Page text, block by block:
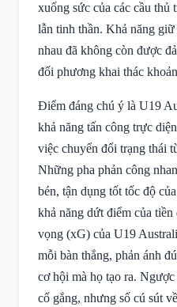
xuống sức của các cầu thủ
lẫn tinh thần. Khả năng
nhau đã không còn được
đối phương khai thác
Điểm đáng chú ý là U19
khả năng tấn công trực
việc chuyển đổi trạng thái
Những pha phản công
bén, tận dụng tốt tốc độ
khả năng dứt điểm của
vọng (xG) của U19
mỗi bàn thắng, phản ánh
cơ hội mà họ tạo ra.
cố gắng, nhưng số cú sút